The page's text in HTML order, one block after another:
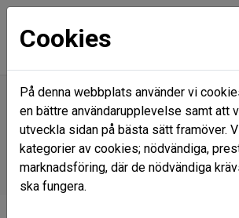
Hem Ledigt just nu
Våra
Norrmalm/Norräng
Norrmalm/Norräng
Cookies
På denna webbplats använder vi
en bättre användarupplevelse samt att
utveckla sidan på bästa sätt framöver.
kategorier av cookies; nödvändiga,
marknadsföring, där de nödvändiga
ska fungera.